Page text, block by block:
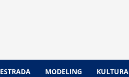
ESTRADA MODELING KULTURA